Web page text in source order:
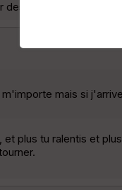
GPS routiers,
mais si
plus tu ralentis et